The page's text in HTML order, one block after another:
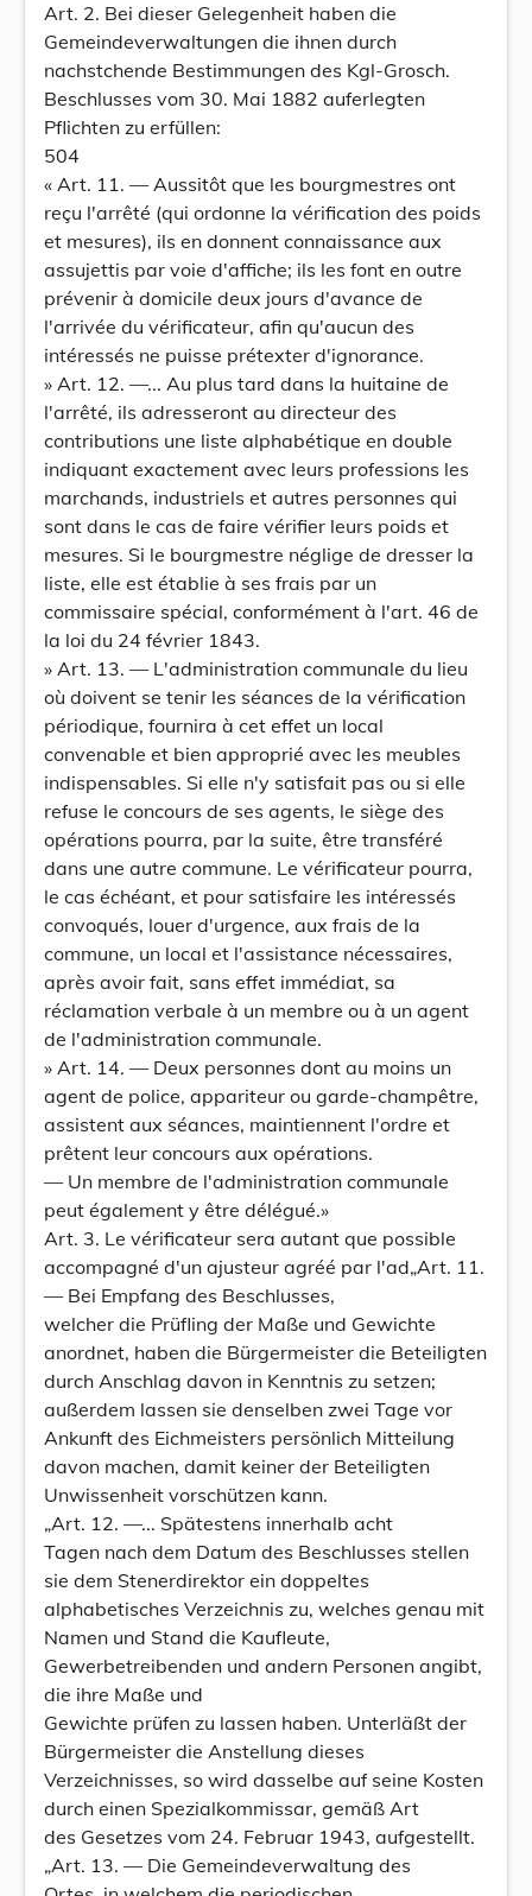
Art. 2. Bei dieser Gelegenheit haben die
Gemeindeverwaltungen die ihnen durch
nachstchende Bestimmungen des Kgl-Grosch.
Beschlusses vom 30. Mai 1882 auferlegten
Pflichten zu erfüllen:
504
« Art. 11. — Aussitôt que les bourgmestres ont
reçu l'arrêté (qui ordonne la vérification des poids
et mesures), ils en donnent connaissance aux
assujettis par voie d'affiche; ils les font en outre
prévenir à domicile deux jours d'avance de
l'arrivée du vérificateur, afin qu'aucun des
intéressés ne puisse prétexter d'ignorance.
» Art. 12. —... Au plus tard dans la huitaine de
l'arrêté, ils adresseront au directeur des
contributions une liste alphabétique en double
indiquant exactement avec leurs professions les
marchands, industriels et autres personnes qui
sont dans le cas de faire vérifier leurs poids et
mesures. Si le bourgmestre néglige de dresser la
liste, elle est établie à ses frais par un
commissaire spécial, conformément à l'art. 46 de
la loi du 24 février 1843.
» Art. 13. — L'administration communale du lieu
où doivent se tenir les séances de la vérification
périodique, fournira à cet effet un local
convenable et bien approprié avec les meubles
indispensables. Si elle n'y satisfait pas ou si elle
refuse le concours de ses agents, le siège des
opérations pourra, par la suite, être transféré
dans une autre commune. Le vérificateur pourra,
le cas échéant, et pour satisfaire les intéressés
convoqués, louer d'urgence, aux frais de la
commune, un local et l'assistance nécessaires,
après avoir fait, sans effet immédiat, sa
réclamation verbale à un membre ou à un agent
de l'administration communale.
» Art. 14. — Deux personnes dont au moins un
agent de police, appariteur ou garde-champêtre,
assistent aux séances, maintiennent l'ordre et
prêtent leur concours aux opérations.
— Un membre de l'administration communale
peut également y être délégué.»
Art. 3. Le vérificateur sera autant que possible
accompagné d'un ajusteur agréé par l'ad„Art. 11.
— Bei Empfang des Beschlusses,
welcher die Prüfling der Maße und Gewichte
anordnet, haben die Bürgermeister die Beteiligten
durch Anschlag davon in Kenntnis zu setzen;
außerdem lassen sie denselben zwei Tage vor
Ankunft des Eichmeisters persönlich Mitteilung
davon machen, damit keiner der Beteiligten
Unwissenheit vorschützen kann.
„Art. 12. —... Spätestens innerhalb acht
Tagen nach dem Datum des Beschlusses stellen
sie dem Stenerdirektor ein doppeltes
alphabetisches Verzeichnis zu, welches genau mit
Namen und Stand die Kaufleute,
Gewerbetreibenden und andern Personen angibt,
die ihre Maße und
Gewichte prüfen zu lassen haben. Unterläßt der
Bürgermeister die Anstellung dieses
Verzeichnisses, so wird dasselbe auf seine Kosten
durch einen Spezialkommissar, gemäß Art
des Gesetzes vom 24. Februar 1943, aufgestellt.
„Art. 13. — Die Gemeindeverwaltung des